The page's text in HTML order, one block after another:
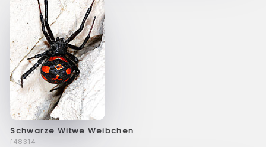
Schwarze Witwe Weibchen
f48314